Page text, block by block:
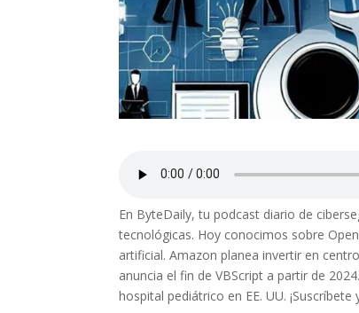
En ByteDaily, tu podcast diario de
tecnológicas. Hoy conocimos sobre
artificial. Amazon planea invertir en
anuncia el fin de VBScript a partir de
hospital pediátrico en EE. UU.